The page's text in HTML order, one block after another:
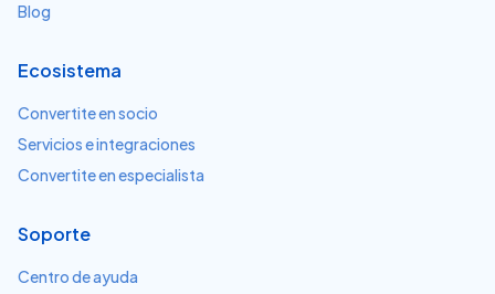
Blog
Ecosistema
Convertite en socio
Servicios e integraciones
Convertite en especialista
Soporte
Centro de ayuda